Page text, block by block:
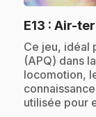
E13 : Air-
.Ce jeu, idéal
(APQ) dans
locomotion,
utilisée pour